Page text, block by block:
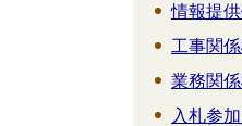
情報提供
工事関
業務関
入札参